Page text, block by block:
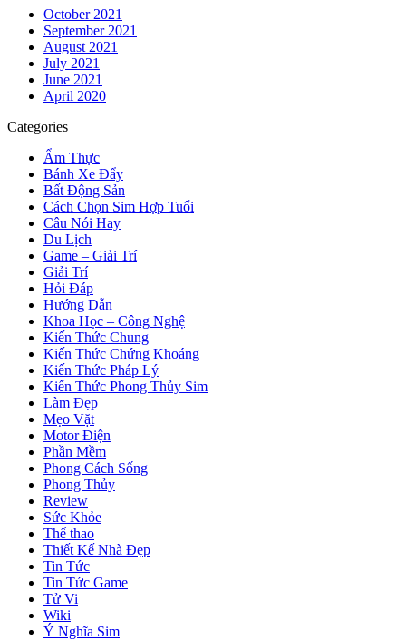
October 2021
September 2021
August 2021
July 2021
June 2021
April 2020
Categories
Ẩm Thực
Bánh Xe Đẩy
Bất Động Sản
Cách Chọn Sim Hợp Tuổi
Câu Nói Hay
Du Lịch
Game – Giải Trí
Giải Trí
Hỏi Đáp
Hướng Dẫn
Khoa Học – Công Nghệ
Kiến Thức Chung
Kiến Thức Chứng Khoáng
Kiến Thức Pháp Lý
Kiến Thức Phong Thủy Sim
Làm Đẹp
Mẹo Vặt
Motor Điện
Phần Mềm
Phong Cách Sống
Phong Thủy
Review
Sức Khỏe
Thể thao
Thiết Kế Nhà Đẹp
Tin Tức
Tin Tức Game
Tử Vi
Wiki
Ý Nghĩa Sim